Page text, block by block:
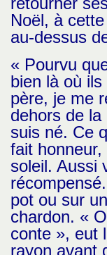
Noël, à
au-dessus
« Pourvu
bien là où
père, je me
dehors de
suis né. Ce
fait
soleil. Aussi
pot ou sur
chardon. «
conte », eut
rayon avant